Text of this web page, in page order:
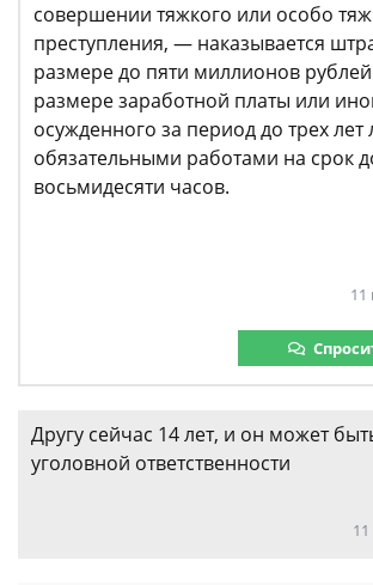
совершении тяжкого или особо
преступления, — наказывается
размере до пяти миллионов
размере заработной платы или
осужденного за период до трех лет
обязательными работами на срок
восьмидесяти часов.
11
Другу сейчас 14 лет, и он может
уголовной ответственности